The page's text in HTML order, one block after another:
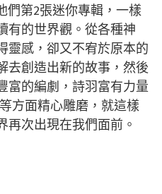
們第2張迷你專輯，一樣
有的世界觀。從各種神
靈感，卻又不宥於原本的
去創造出新的故事，然後
富的編劇，詩羽富有力量
方面精心雕磨，就這樣
再次出現在我們面前。